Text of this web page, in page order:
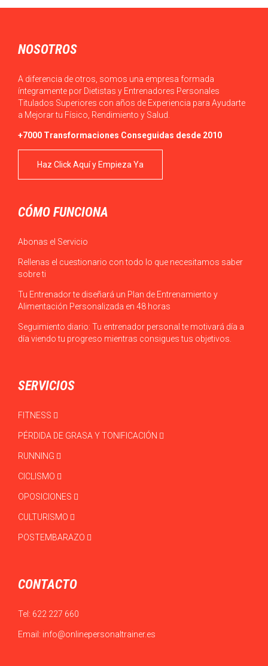
NOSOTROS
A diferencia de otros, somos una empresa formada
íntegramente por Dietistas y Entrenadores Personales
Titulados Superiores con años de Experiencia para Ayudarte
a Mejorar tu Físico, Rendimiento y Salud.
+7000 Transformaciones Conseguidas desde 2010
Haz Click Aquí y Empieza Ya
CÓMO FUNCIONA
Abonas el Servicio
Rellenas el cuestionario con todo lo que necesitamos saber
sobre ti
Tu Entrenador te diseñará un Plan de Entrenamiento y
Alimentación Personalizada en 48 horas
Seguimiento diario: Tu entrenador personal te motivará día a
día viendo tu progreso mientras consigues tus objetivos.
SERVICIOS
FITNESS
PÉRDIDA DE GRASA Y TONIFICACIÓN
RUNNING
CICLISMO
OPOSICIONES
CULTURISMO
POSTEMBARAZO
CONTACTO
Tel: 622 227 660
Email: info@onlinepersonaltrainer.es